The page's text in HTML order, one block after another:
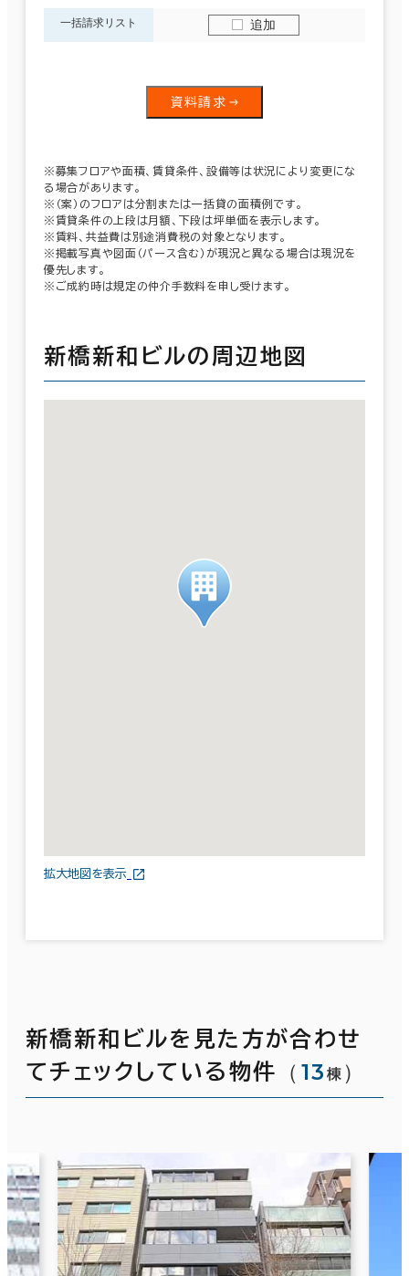
一括請求リスト 追加
資料請求
※募集フロアや面積、賃貸条件、設備等は状況により変更にな
る場合があります。
※（案）のフロアは分割または一括貸の面積例です。
※賃貸条件の上段は月額、下段は坪単価を表示します。
※賃料、共益費は別途消費税の対象となります。
※掲載写真や図面（パース含む）が現況と異なる場合は現況を
優先します。
※ご成約時は規定の仲介手数料を申し受けます。
新橋新和ビルの周辺地図
拡大地図を表示
新橋新和ビルを見た方が合わせ
てチェックしている物件
（ 13 棟 ）